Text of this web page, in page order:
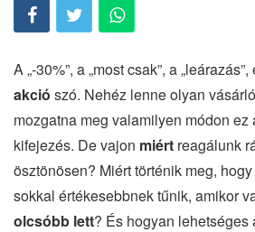
A „-30%”, a „most csak”, a
akció szó. Nehéz lenne olyan
mozgatna meg valamilyen módon ez
kifejezés. De vajon miért reagálunk
ösztönösen? Miért történik meg,
sokkal értékesebbnek tűnik, amikor
olcsóbb lett? És hogyan lehetséges